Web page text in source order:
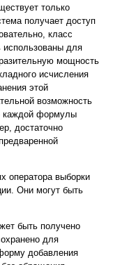
только
получает доступ
класс
использованы для
мощность
исчисления
этой
возможность
каждой формулы
достаточно
оператора выборки
Они могут быть
быть получено
для
добавления